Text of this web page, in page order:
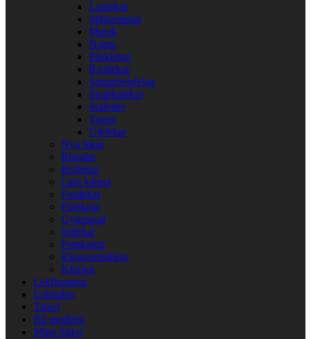
Laglekar
Midsommar
Musik
Namn
Påsklekar
Rastlekar
Samarbetslekar
Snabbalekar
Stafetter
Tagen
Utelekar
Nya lekar
Blandat
Bollekar
Lära känna
Festlekar
Förskola
Gympasal
Jullekar
Femkamp
Klassrumslekar
Kluriga
Lekfinnaren
Lekindex
Tipsa!
Bli medlem
Mina Sidor